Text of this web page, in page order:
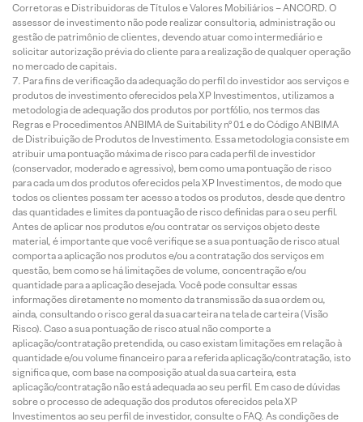
Corretoras e Distribuidoras de Títulos e Valores Mobiliários – ANCORD. O
assessor de investimento não pode realizar consultoria, administração ou
gestão de patrimônio de clientes, devendo atuar como intermediário e
solicitar autorização prévia do cliente para a realização de qualquer operação
no mercado de capitais.
Para fins de verificação da adequação do perfil do investidor aos serviços e
produtos de investimento oferecidos pela XP Investimentos, utilizamos a
metodologia de adequação dos produtos por portfólio, nos termos das
Regras e Procedimentos ANBIMA de Suitability nº 01 e do Código ANBIMA
de Distribuição de Produtos de Investimento. Essa metodologia consiste em
atribuir uma pontuação máxima de risco para cada perfil de investidor
(conservador, moderado e agressivo), bem como uma pontuação de risco
para cada um dos produtos oferecidos pela XP Investimentos, de modo que
todos os clientes possam ter acesso a todos os produtos, desde que dentro
das quantidades e limites da pontuação de risco definidas para o seu perfil.
Antes de aplicar nos produtos e/ou contratar os serviços objeto deste
material, é importante que você verifique se a sua pontuação de risco atual
comporta a aplicação nos produtos e/ou a contratação dos serviços em
questão, bem como se há limitações de volume, concentração e/ou
quantidade para a aplicação desejada. Você pode consultar essas
informações diretamente no momento da transmissão da sua ordem ou,
ainda, consultando o risco geral da sua carteira na tela de carteira (Visão
Risco). Caso a sua pontuação de risco atual não comporte a
aplicação/contratação pretendida, ou caso existam limitações em relação à
quantidade e/ou volume financeiro para a referida aplicação/contratação, isto
significa que, com base na composição atual da sua carteira, esta
aplicação/contratação não está adequada ao seu perfil. Em caso de dúvidas
sobre o processo de adequação dos produtos oferecidos pela XP
Investimentos ao seu perfil de investidor, consulte o FAQ. As condições de